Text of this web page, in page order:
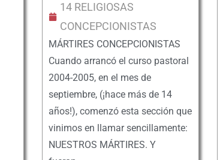
14 RELIGIOSAS
CONCEPCIONISTAS
MÁRTIRES CONCEPCIONISTAS
Cuando arrancó el curso pastoral
2004-2005, en el mes de
septiembre, (¡hace más de 14
años!), comenzó esta sección que
vinimos en llamar sencillamente:
NUESTROS MÁRTIRES. Y